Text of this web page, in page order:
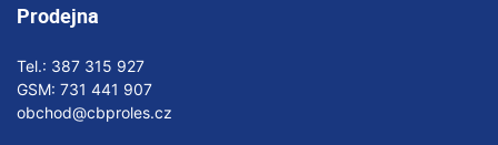
Prodejna
Tel.: 387 315 927
GSM: 731 441 907
obchod@cbproles.cz